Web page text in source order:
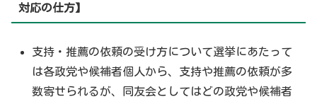
対応の仕方】
支持・推薦の依頼の受け方について選挙にあたって
は各政党や候補者個人から、支持や推薦の依頼が多
数寄せられるが、同友会としてはどの政党や候補者